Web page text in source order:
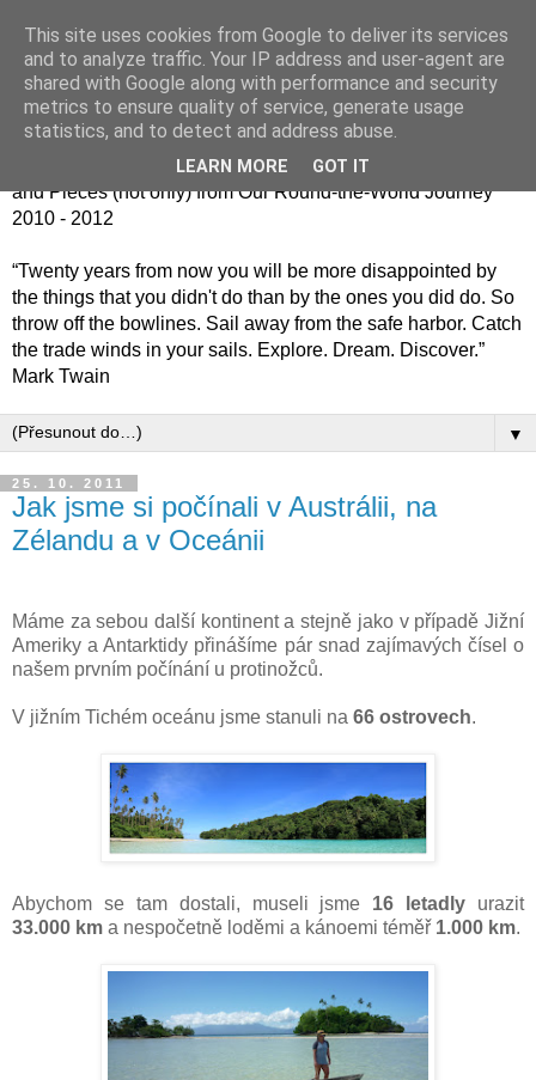
Jiný kafe - cesta kolem
světa jinak
Střípky (nejen) z naší cesty kolem světa 2010 - 2012 / Bits
and Pieces (not only) from Our Round-the-World Journey
2010 - 2012
“Twenty years from now you will be more disappointed by
the things that you didn't do than by the ones you did do. So
throw off the bowlines. Sail away from the safe harbor. Catch
the trade winds in your sails. Explore. Dream. Discover.”
Mark Twain
▼
25. 10. 2011
Jak jsme si počínali v Austrálii, na
Zélandu a v Oceánii
Máme za sebou další kontinent a stejně jako v případě Jižní
Ameriky a Antarktidy přinášíme pár snad zajímavých čísel o
našem prvním počínání u protinožců.
V jižním Tichém oceánu jsme stanuli na 66 ostrovech.
Abychom se tam dostali, museli jsme 16 letadly urazit
33.000 km a nespočetně loděmi a kánoemi téměř 1.000 km.
This site uses cookies from Google to deliver its services
and to analyze traffic. Your IP address and user-agent are
shared with Google along with performance and security
metrics to ensure quality of service, generate usage
statistics, and to detect and address abuse.
LEARN MORE GOT IT